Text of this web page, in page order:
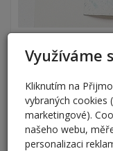
Využíváme
Kliknutím na
vybraných cookies
marketingové).
našeho webu,
personalizaci